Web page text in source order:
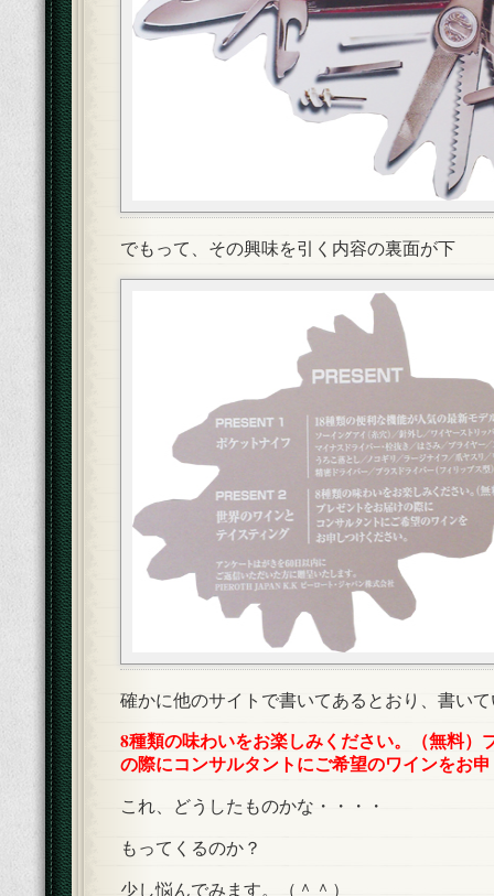
でもって、その興味を引く内容の裏面が下
確かに他のサイトで書いてあるとおり、書い
8種類の味わいをお楽しみください。（無料）
の際にコンサルタントにご希望のワインをお
これ、どうしたものかな・・・・
もってくるのか？
少し悩んでみます。（＾＾）